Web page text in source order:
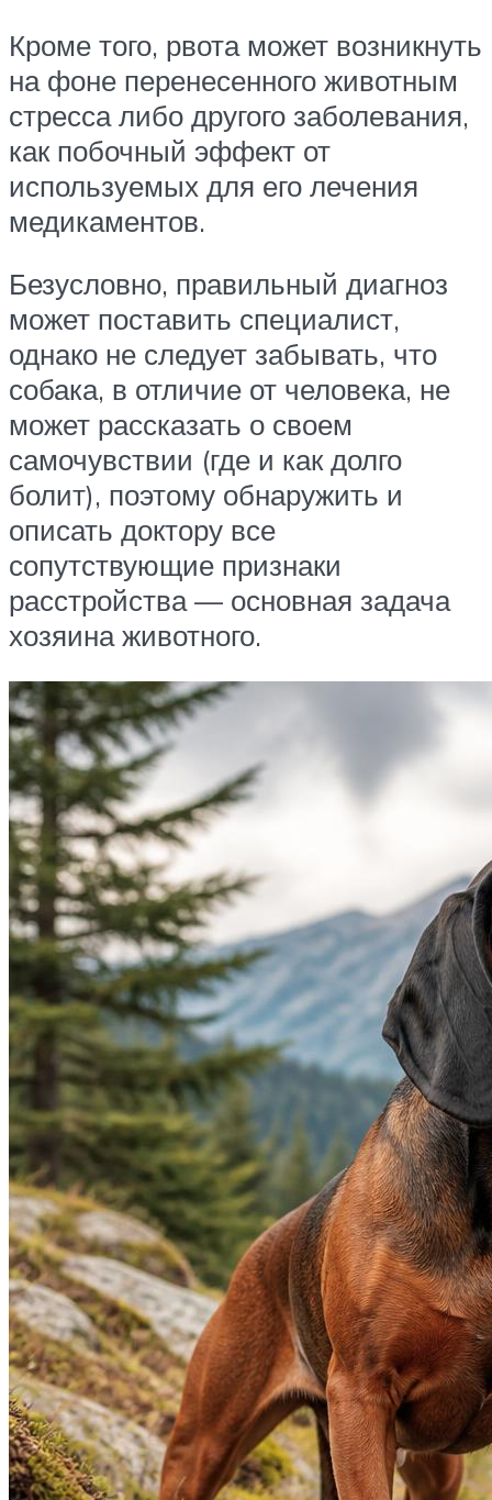
Кроме того, рвота может возникнуть
на фоне перенесенного животным
стресса либо другого заболевания,
как побочный эффект от
используемых для его лечения
медикаментов.
Безусловно, правильный диагноз
может поставить специалист,
однако не следует забывать, что
собака, в отличие от человека, не
может рассказать о своем
самочувствии (где и как долго
болит), поэтому обнаружить и
описать доктору все
сопутствующие признаки
расстройства — основная задача
хозяина животного.